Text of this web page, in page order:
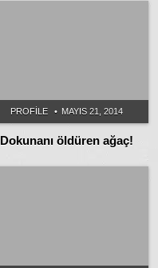
PROFILE MAYIS 21, 2014
Dokunanı öldüren ağaç!